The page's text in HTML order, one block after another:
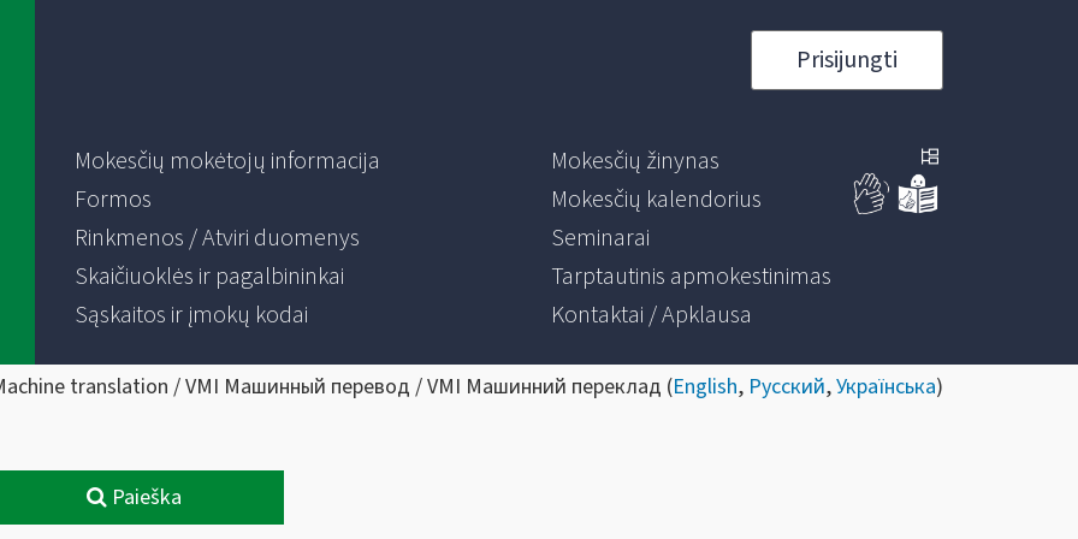
Prisijungti
Mokesčių mokėtojų informacija
Formos
Rinkmenos / Atviri duomenys
Skaičiuoklės ir pagalbininkai
Sąskaitos ir įmokų kodai
Mokesčių žinynas
Mokesčių kalendorius
Seminarai
Tarptautinis apmokestinimas
Kontaktai / Apklausa
translation / VMI Машинный перевод / VMI Машинний переклад (English, Русский,Українська)
Paieška